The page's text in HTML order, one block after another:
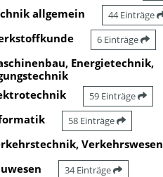
allgemein 44 Einträge
6 Einträge
Energietechnik,
59 Einträge
58 Einträge
Verkehrswesen
34 Einträge